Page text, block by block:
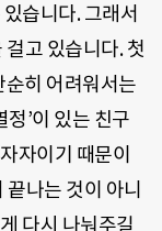
습니다. 그래서
고 있습니다. 첫
히 어려워서는
’이 있는 친구
자이기 때문이
나는 것이 아니
다시 나눠주길